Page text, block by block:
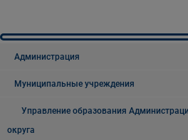
Администрация
Муниципальные учреждения
Управление образования
округа